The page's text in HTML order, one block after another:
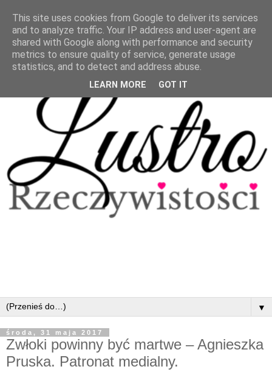
▼
środa, 31 maja 2017
Zwłoki powinny być martwe – Agnieszka
Pruska. Patronat medialny.
This site uses cookies from Google to deliver its services
and to analyze traffic. Your IP address and user-agent are
shared with Google along with performance and security
metrics to ensure quality of service, generate usage
statistics, and to detect and address abuse.
LEARN MORE GOT IT